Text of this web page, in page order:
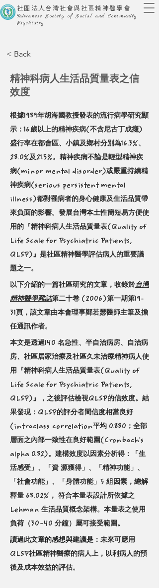
社團法人台灣社會與社區精神醫學會
Taiwanese Society of Social and Community
Psychiatry
< Back
精神科病人生活品質量表之信
效度
根據1989年胡海國教授發表的流行病學研究顯
示：16歲以上的精神疾病(不含尼古丁成癮)
盛行率在都會區、小鎮及鄉村分別為16.3%、
28.0%及21.5%。精神疾病不論是輕型精神疾
病(minor mental disorder)或嚴重持續精
神疾病(serious persistent mental
illness)都對罹病者的身心健康及生活品質帶
來負面的影響。發展台灣本土性簡短易方便使
用的『精神科病人生活品質量表(Quality of
Life Scale for Psychiatric Patients,
QLSP)』是社區精神醫學評估病人的重要議
題之一。
以下介紹的一篇社區研究的文章，收錄於台灣
精神醫學雜誌第二十卷 (2006)第一期第19-
31頁，該文章由本會理事鄭若瑟醫師主筆及擔
任通訊作者。
本文是透過140 名急性、半自治病房、自治病
房、社區居家治療及社區久未治療精神病人使
用『精神科病人生活品質量表(Quality of
Life Scale for Psychiatric Patients,
QLSP)』，之後評估檢視QLSP的信效度。結
果發現：QLSP的評分者間信度相當良好
(intraclass correlation平均 0.880；全部
層面之內部一致性在良好範圍(Cronbach's
alpha 0.82)。建構效度以因素分析得：「生
活感受」、「資 源獲得」、「精神功能」、
「社會功能」、「身體功能」5 組因素，總解
釋量 68.02%， 符合本量表設計所依據之
Lehman 生活品質概念架構。本量表之使用
負荷（30~40 分鐘）屬可接受範圍。
讀過此文章的感想與建議是 ：未來可應用
QLSP社區精神醫療的病人上，以利病人的預
後及成本效益的評估。